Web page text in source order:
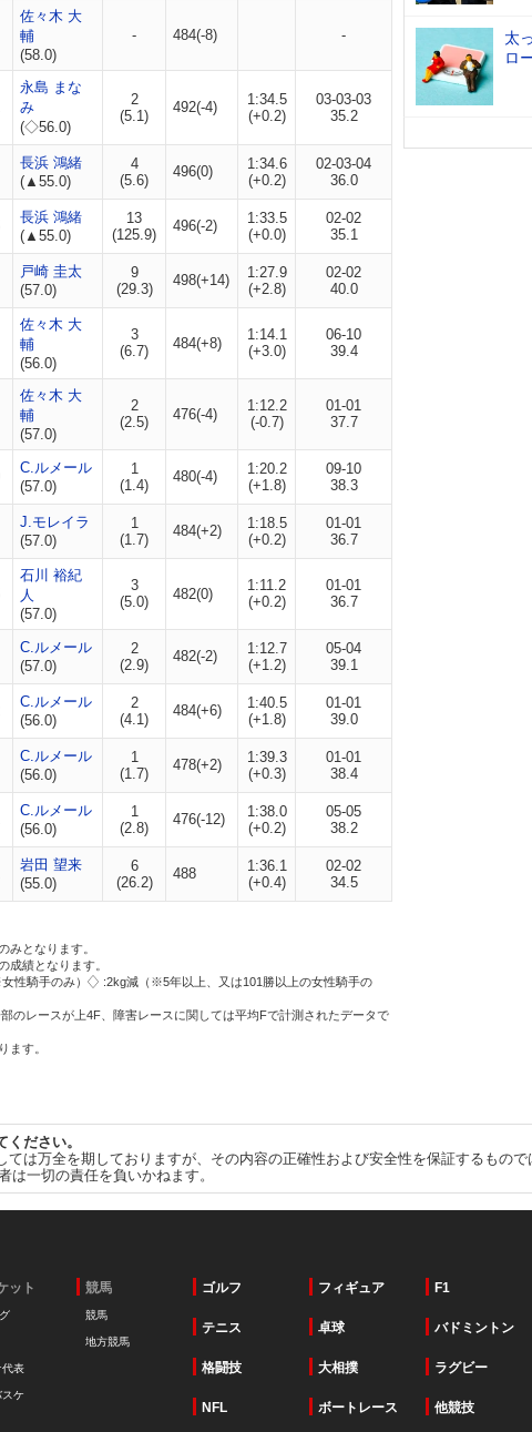
佐々木 大
輔
(58.0)
- 484(-8) -
永島 まな
み
(◇56.0)
2
(5.1)
492(-4)
1:34.5
(+0.2)
03-03-03
35.2
長浜 鴻緒
(▲55.0)
4
(5.6)
496(0)
1:34.6
(+0.2)
02-03-04
36.0
長浜 鴻緒
(▲55.0)
13
(125.9)
496(-2)
1:33.5
(+0.0)
02-02
35.1
戸崎 圭太
(57.0)
9
(29.3)
498(+14)
1:27.9
(+2.8)
02-02
40.0
佐々木 大
輔
(56.0)
3
(6.7)
484(+8)
1:14.1
(+3.0)
06-10
39.4
佐々木 大
輔
(57.0)
2
(2.5)
476(-4)
1:12.2
(-0.7)
01-01
37.7
C.ルメール
(57.0)
1
(1.4)
480(-4)
1:20.2
(+1.8)
09-10
38.3
J.モレイラ
(57.0)
1
(1.7)
484(+2)
1:18.5
(+0.2)
01-01
36.7
石川 裕紀
人
(57.0)
3
(5.0)
482(0)
1:11.2
(+0.2)
01-01
36.7
C.ルメール
(57.0)
2
(2.9)
482(-2)
1:12.7
(+1.2)
05-04
39.1
C.ルメール
(56.0)
2
(4.1)
484(+6)
1:40.5
(+1.8)
01-01
39.0
C.ルメール
(56.0)
1
(1.7)
478(+2)
1:39.3
(+0.3)
01-01
38.4
C.ルメール
(56.0)
1
(2.8)
476(-12)
1:38.0
(+0.2)
05-05
38.2
岩田 望来
(55.0)
6
(26.2)
488
1:36.1
(+0.4)
02-02
34.5
みとなります。
績となります。
性騎手のみ）
:2kg減（※5年以上、又は101勝以上の女性騎手の
のレースが上4F、障害レースに関しては平均Fで計測されたデータで
ます。
太
ロ
ださい。
は万全を期しておりますが、その内容の正確性および安全性を保証するもの
一切の責任を負いかねます。
ット
代表
ケ
競馬
競馬
地方競馬
ゴルフ フィギュア F1
テニス 卓球 バドミントン
格闘技 大相撲 ラグビー
NFL ボートレース 他競技